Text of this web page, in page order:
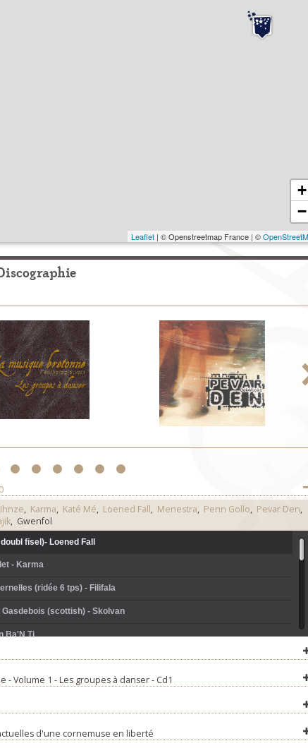
+
−
Leaflet| © Openstreetmap France | ©
4 5 6 7 8 9
Ihnze, Karma, Katé Mé, Loened Fall, Menestra, Penn Gollo, Pevar Den,
, Gwenfol
fisel)- Loened Fall
- Karma
(ridée 6 tps) - Filifala
Gasdebois (scottish) - Skolvan
Ba'N Ti
- Darhaou
(laridé 8 tps) - Spontus
Den
- Volume 1 - Les groupes à danser - Cd1
d'une cornemuse en liberté